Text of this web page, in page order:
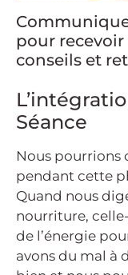
pour recevoir
conseils et
Séance
Nous pourrions
pendant cette
Quand nous
nourriture,
de l’énergie
avons du mal à